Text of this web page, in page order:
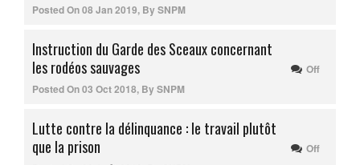
Posted On08 Jan 2019, BySNPM
Instruction du Garde des Sceaux concernant
les rodéos sauvages
Posted On03 Oct 2018, BySNPM
Off
Lutte contre la délinquance : le travail plutôt
que la prison
Off